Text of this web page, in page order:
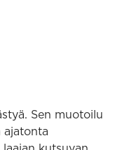
Sen muotoilu
ajatonta